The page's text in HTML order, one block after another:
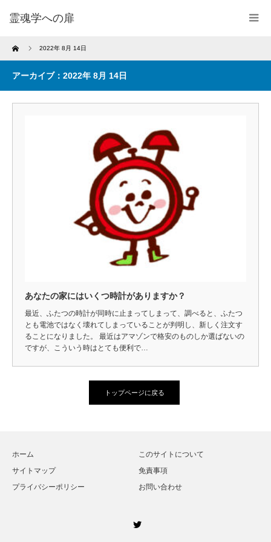
霊魂学への扉
Home 2022年 8月 14日
アーカイブ：2022年 8月 14日
あなたの家にはいくつ時計がありますか？
最近、ふたつの時計が同時に止まってしまって、調べると、ふたつ
とも電池ではなく壊れてしまっていることが判明し、新しく注文す
ることになりました。 最近はアマゾンで格安のものしか選ばないの
ですが、こういう時はとても便利で…
トップページに戻る
ホーム
このサイトについて
サイトマップ
免責事項
プライバシーポリシー
お問い合わせ